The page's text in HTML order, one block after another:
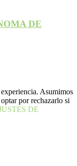
DE
Asumimos
por rechazarlo si
DE